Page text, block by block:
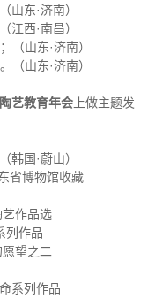
山东·济南）
江西·南昌）
（山东·济南）
（山东·济南）
艺教育年会上做主题发
韩国·蔚山）
省博物馆收藏
作品选
列作品
望之二
系列作品